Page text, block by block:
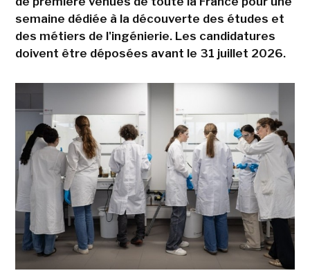
semaine dédiée à la découverte des études et
des métiers de l'ingénierie. Les candidatures
doivent être déposées avant le 31 juillet 2026.